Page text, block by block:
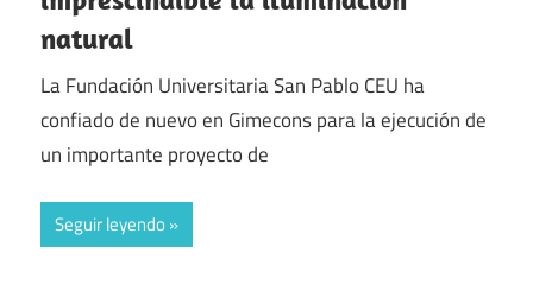
natural
La Fundación Universitaria San Pablo CEU ha
confiado de nuevo en Gimecons para la ejecución de
un importante proyecto de
Seguir leyendo